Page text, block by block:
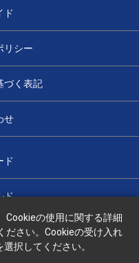
ド
リシー
づく表記
せ
ド
ド
Cookieの使用に関する詳細
ださい。Cookieの受け入れ
択してください。